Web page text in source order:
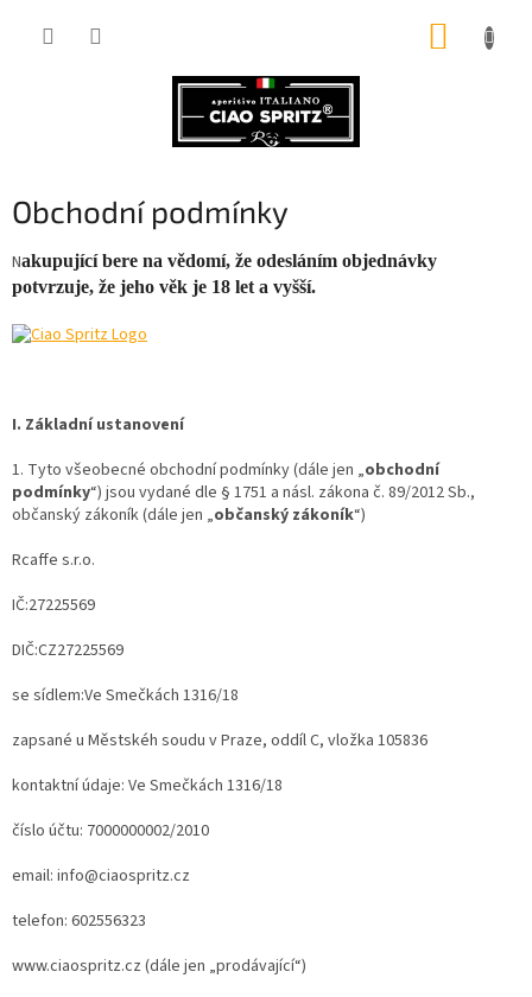
Obchodní podmínky
Nakupující bere na vědomí, že odesláním objednávky
potvrzuje, že jeho věk je 18 let a vyšší.
I. Základní ustanovení
1. Tyto všeobecné obchodní podmínky (dále jen „obchodní
podmínky“) jsou vydané dle § 1751 a násl. zákona č. 89/2012 Sb.,
občanský zákoník (dále jen „občanský zákoník“)
Rcaffe s.r.o.
IČ:27225569
DIČ:CZ27225569
se sídlem:Ve Smečkách 1316/18
zapsané u Městskéh soudu v Praze, oddíl C, vložka 105836
kontaktní údaje: Ve Smečkách 1316/18
číslo účtu: 7000000002/2010
email: info@ciaospritz.cz
telefon: 602556323
www.ciaospritz.cz (dále jen „prodávající“)